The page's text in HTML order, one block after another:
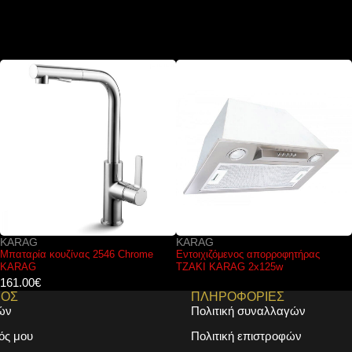
KARAG
Εντοιχιζόμενος απορροφητήρας
ΤΖΑΚΙ KARAG 2x125w
FERRO
Μπαταρία κουζίνας SAVIO BSV4
FERRO
μου
ΠΛΗΡΟΦΟΡΙΕΣ
Πολιτική συναλλαγών
Πολιτική επιστροφών